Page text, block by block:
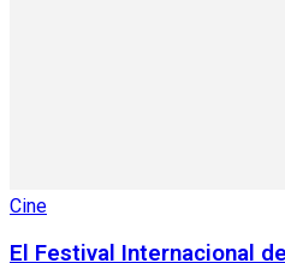
Cine
El Festival Internacional